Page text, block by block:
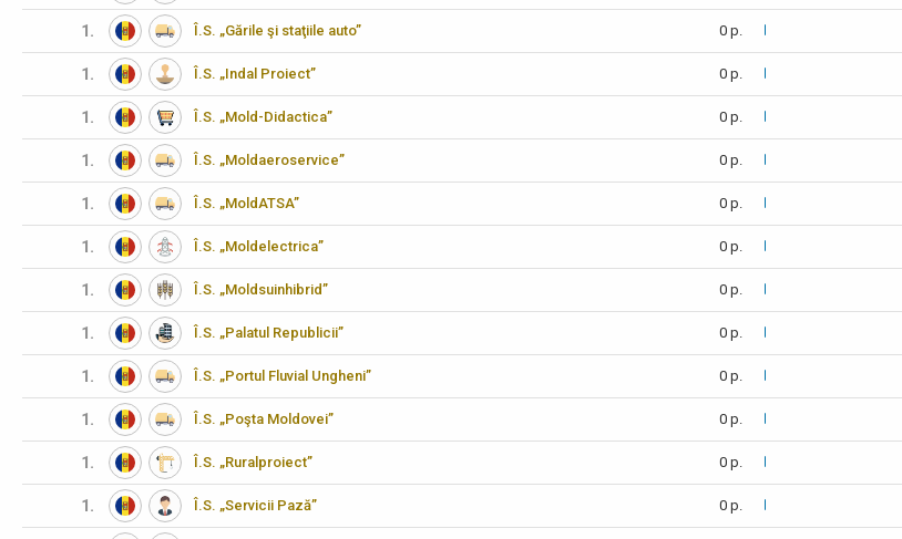
1. Î.S. „Gările şi staţiile auto” 0 p.
1. Î.S. „Indal Proiect” 0 p.
1. Î.S. „Mold-Didactica” 0 p.
1. Î.S. „Moldaeroservice” 0 p.
1. Î.S. „MoldATSA” 0 p.
1. Î.S. „Moldelectrica” 0 p.
1. Î.S. „Moldsuinhibrid” 0 p.
1. Î.S. „Palatul Republicii” 0 p.
1. Î.S. „Portul Fluvial Ungheni” 0 p.
1. Î.S. „Poşta Moldovei” 0 p.
1. Î.S. „Ruralproiect” 0 p.
1. Î.S. „Servicii Pază” 0 p.